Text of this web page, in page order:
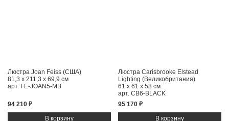
Люстра Joan Feiss (США)
81,3 x 211,3 x 69,9 см
арт. FE-JOAN5-MB
94 210 ₽
Люстра Carisbrooke Elstead
Lighting (Великобритания)
61 x 61 x 58 см
арт. CB6-BLACK
95 170 ₽